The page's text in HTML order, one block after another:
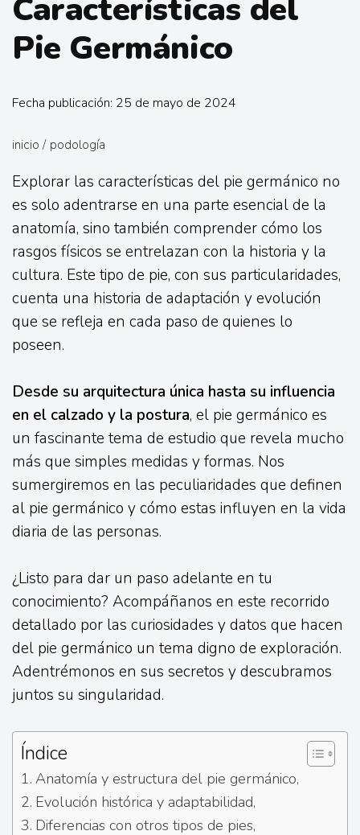
Características del
Pie Germánico
Fecha publicación: 25 de mayo de 2024
inicio / podología
Explorar las características del pie germánico no
es solo adentrarse en una parte esencial de la
anatomía, sino también comprender cómo los
rasgos físicos se entrelazan con la historia y la
cultura. Este tipo de pie, con sus particularidades,
cuenta una historia de adaptación y evolución
que se refleja en cada paso de quienes lo
poseen.
Desde su arquitectura única hasta su influencia
en el calzado y la postura, el pie germánico es
un fascinante tema de estudio que revela mucho
más que simples medidas y formas. Nos
sumergiremos en las peculiaridades que definen
al pie germánico y cómo estas influyen en la vida
diaria de las personas.
¿Listo para dar un paso adelante en tu
conocimiento? Acompáñanos en este recorrido
detallado por las curiosidades y datos que hacen
del pie germánico un tema digno de exploración.
Adentrémonos en sus secretos y descubramos
juntos su singularidad.
Índice
Anatomía y estructura del pie germánico,
Evolución histórica y adaptabilidad,
Diferencias con otros tipos de pies,